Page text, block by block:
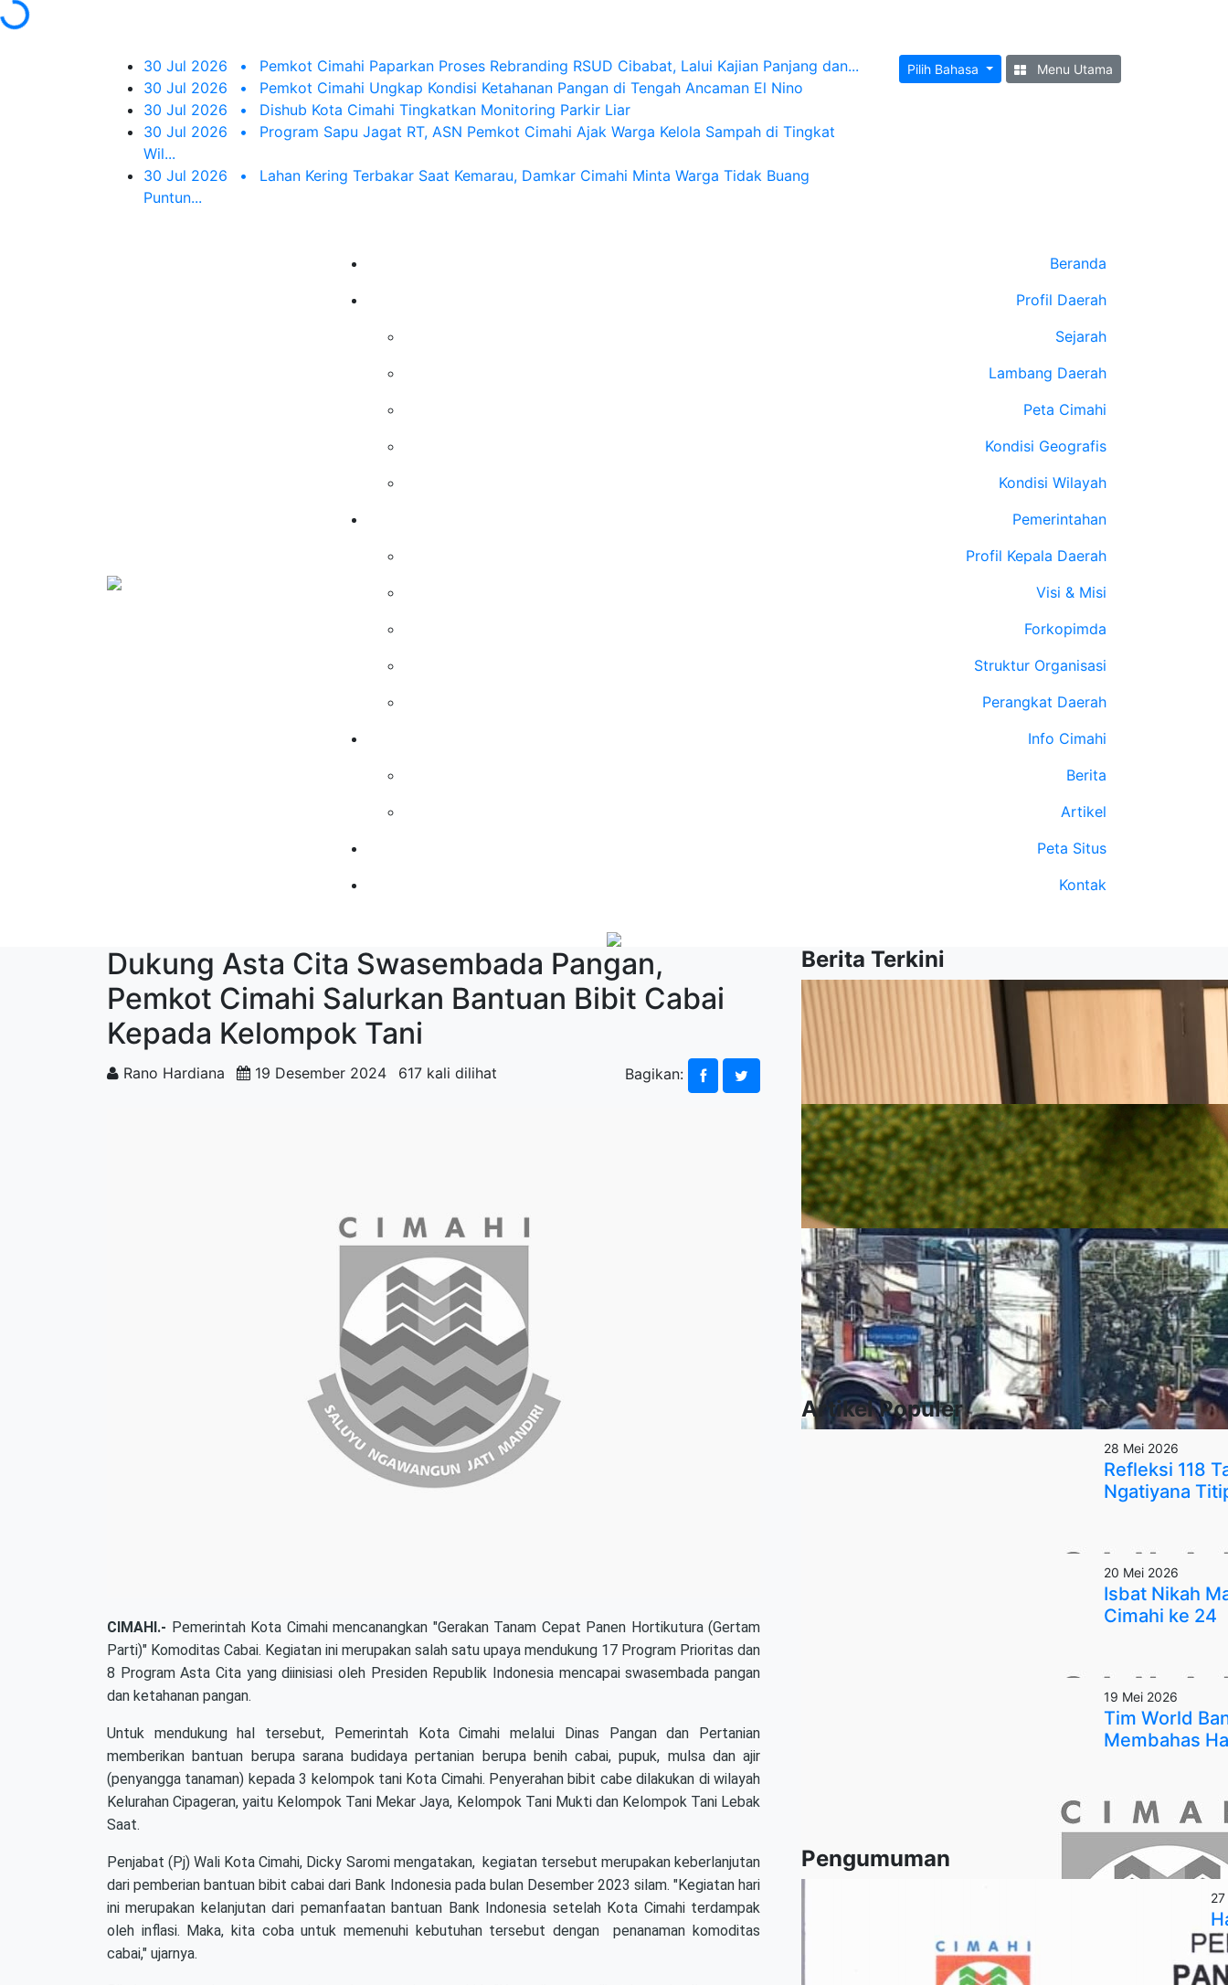
30 Jul 2026 •
Pemkot Cimahi Paparkan Proses Rebranding RSUD Cibabat, Lalui Kajian Panjang dan...
30 Jul 2026
•
Pemkot Cimahi Ungkap Kondisi Ketahanan Pangan di Tengah Ancaman El Nino
30 Jul 2026
•
Dishub Kota Cimahi Tingkatkan Monitoring Parkir Liar
30 Jul 2026
•
Program Sapu Jagat RT, ASN Pemkot Cimahi Ajak Warga Kelola Sampah di Tingkat
Wil...
30 Jul 2026
•
Lahan Kering Terbakar Saat Kemarau, Damkar Cimahi Minta Warga Tidak Buang
Puntun...
Pilih Bahasa Menu Utama
Beranda
Profil Daerah
Sejarah
Lambang Daerah
Peta Cimahi
Kondisi Geografis
Kondisi Wilayah
Pemerintahan
Profil Kepala Daerah
Visi & Misi
Forkopimda
Struktur Organisasi
Perangkat Daerah
Info Cimahi
Berita
Artikel
Peta Situs
Kontak
Dukung Asta Cita Swasembada Pangan,
Pemkot Cimahi Salurkan Bantuan Bibit Cabai
Kepada Kelompok Tani
Rano Hardiana 19 Desember 2024 617 kali dilihat Bagikan:
CIMAHI.- Pemerintah Kota Cimahi mencanangkan "Gerakan Tanam Cepat Panen Hortikutura (Gertam
Parti)" Komoditas Cabai. Kegiatan ini merupakan salah satu upaya mendukung 17 Program Prioritas dan
8 Program Asta Cita yang diinisiasi oleh Presiden Republik Indonesia mencapai swasembada pangan
dan ketahanan pangan.
Untuk mendukung hal tersebut, Pemerintah Kota Cimahi melalui Dinas Pangan dan Pertanian
memberikan bantuan berupa sarana budidaya pertanian berupa benih cabai, pupuk, mulsa dan ajir
(penyangga tanaman) kepada 3 kelompok tani Kota Cimahi. Penyerahan bibit cabe dilakukan di wilayah
Kelurahan Cipageran, yaitu Kelompok Tani Mekar Jaya, Kelompok Tani Mukti dan Kelompok Tani Lebak
Saat.
Penjabat (Pj) Wali Kota Cimahi, Dicky Saromi mengatakan, kegiatan tersebut merupakan keberlanjutan
dari pemberian bantuan bibit cabai dari Bank Indonesia pada bulan Desember 2023 silam. "Kegiatan hari
ini merupakan kelanjutan dari pemanfaatan bantuan Bank Indonesia setelah Kota Cimahi terdampak
oleh inflasi. Maka, kita coba untuk memenuhi kebutuhan tersebut dengan penanaman komoditas
cabai," ujarnya.
Berita Terkini
Artikel Populer
28 Mei 2026
Refleksi 118
Ngatiyana
20 Mei 2026
Isbat Nikah
Cimahi ke 24
19 Mei 2026
Tim World
Membahas
Pengumuman